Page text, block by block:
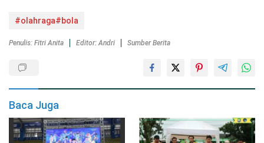
#olahraga#bola
Penulis: Fitri Anita Editor: Andri Sumber Berita
Baca Juga